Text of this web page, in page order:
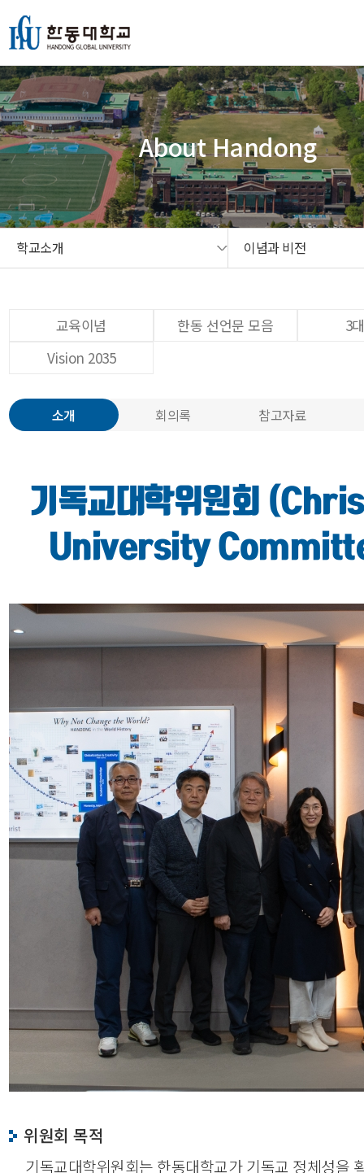
About Handong
학교소개 이념과 비전
교육이념 한동 선언문 모음
3
Vision 2035
소개 회의록 참고자료
기독교대학위원회
University
위원회 목적
기독교대학위원회는 한동대학교가 기독교 정체성을